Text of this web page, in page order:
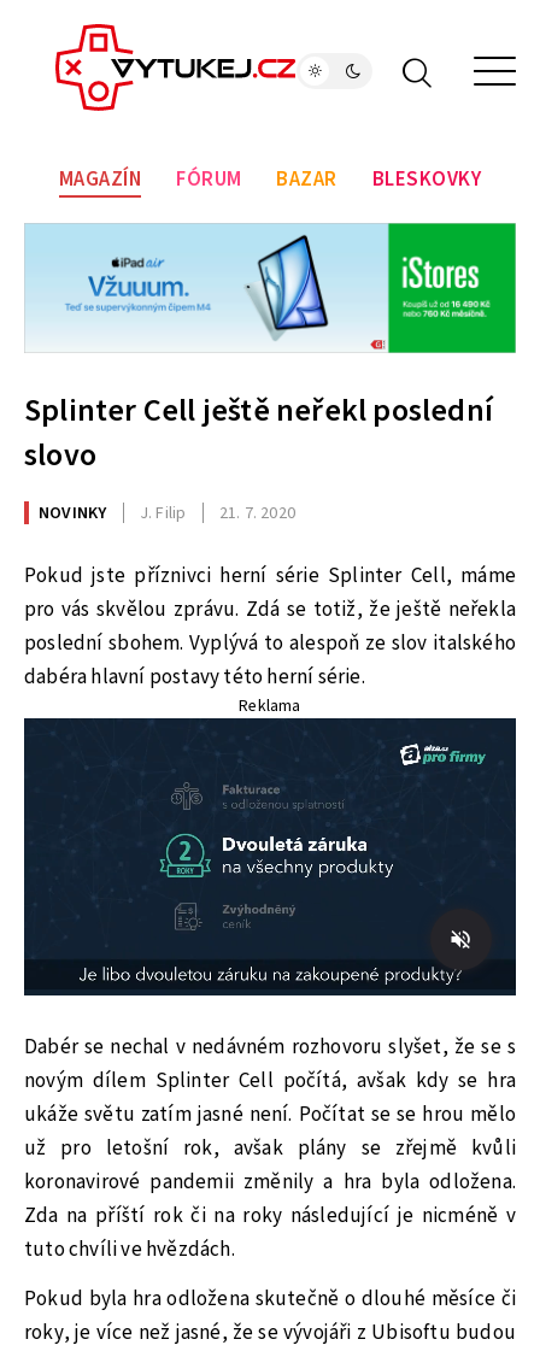
MAGAZÍN FÓRUM BAZAR BLESKOVKY
Splinter Cell ještě neřekl poslední
slovo
NOVINKY J. Filip 21. 7. 2020
Pokud jste příznivci herní série Splinter Cell, máme
pro vás skvělou zprávu. Zdá se totiž, že ještě neřekla
poslední sbohem. Vyplývá to alespoň ze slov italského
dabéra hlavní postavy této herní série.
Reklama
Dabér se nechal v nedávném rozhovoru slyšet, že se s
novým dílem Splinter Cell počítá, avšak kdy se hra
ukáže světu zatím jasné není. Počítat se se hrou mělo
už pro letošní rok, avšak plány se zřejmě kvůli
koronavirové pandemii změnily a hra byla odložena.
Zda na příští rok či na roky následující je nicméně v
tuto chvíli ve hvězdách.
Pokud byla hra odložena skutečně o dlouhé měsíce či
roky, je více než jasné, že se vývojáři z Ubisoftu budou